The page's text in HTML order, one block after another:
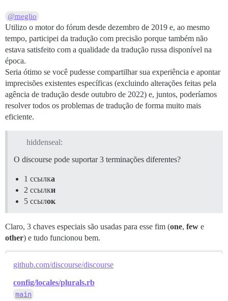
@meglio
Utilizo o motor do fórum desde dezembro de 2019 e, ao mesmo
tempo, participei da tradução com precisão porque também não
estava satisfeito com a qualidade da tradução russa disponível na
época.
Seria ótimo se você pudesse compartilhar sua experiência e apontar
imprecisões existentes específicas (excluindo alterações feitas pela
agência de tradução desde outubro de 2022) e, juntos, poderíamos
resolver todos os problemas de tradução de forma muito mais
eficiente.
hiddenseal:
O discourse pode suportar 3 terminações diferentes?
1 ссылка
2 ссылки
5 ссылок
Claro, 3 chaves especiais são usadas para esse fim (one, few e
other) e tudo funcionou bem.
github.com/discourse/discourse
config/locales/plurals.rb
main